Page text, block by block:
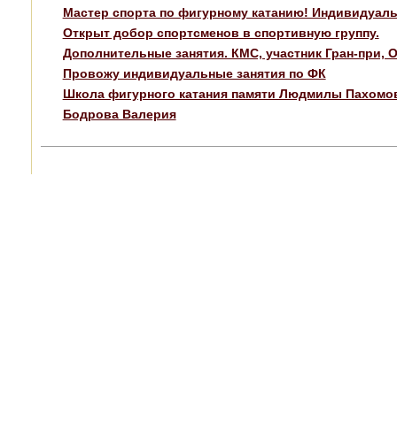
Мастер спорта по фигурному катанию!
Открыт добор спортсменов в спортивную группу.
Дополнительные занятия. КМС, участник Гран-при,
Провожу индивидуальные занятия по ФК
Школа фигурного катания памяти Людмилы
Бодрова Валерия